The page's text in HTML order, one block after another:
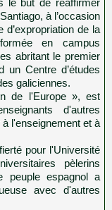
à l’occasion
de la
en campus
abritant le premier
un Centre d’études
galiciennes.
de l'Europe », est
d'autres
l'enseignement et à
pour l'Université
pèlerins
peuple espagnol a
avec d'autres